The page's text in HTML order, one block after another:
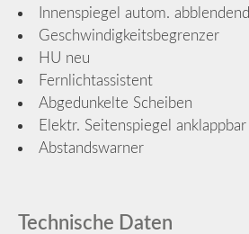
Innenspiegel autom. abblendend
Geschwindigkeitsbegrenzer
HU neu
Fernlichtassistent
Abgedunkelte Scheiben
Elektr. Seitenspiegel anklappbar
Abstandswarner
Technische Daten